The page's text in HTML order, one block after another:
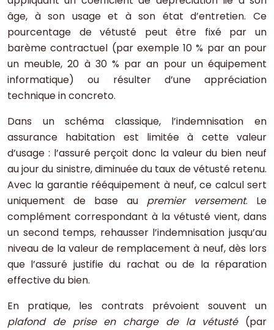
âge, à son usage et à son état d’entretien. Ce
pourcentage de vétusté peut être fixé par un
barème contractuel (par exemple 10 % par an pour
un meuble, 20 à 30 % par an pour un équipement
informatique) ou résulter d’une appréciation
technique in concreto.
Dans un schéma classique, l’indemnisation en
assurance habitation est limitée à cette valeur
d’usage : l’assuré perçoit donc la valeur du bien neuf
au jour du sinistre, diminuée du taux de vétusté retenu.
Avec la garantie rééquipement à neuf, ce calcul sert
uniquement de base au premier versement. Le
complément correspondant à la vétusté vient, dans
un second temps, rehausser l’indemnisation jusqu’au
niveau de la valeur de remplacement à neuf, dès lors
que l’assuré justifie du rachat ou de la réparation
effective du bien.
En pratique, les contrats prévoient souvent un
plafond de prise en charge de la vétusté(par